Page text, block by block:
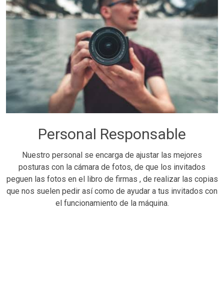
Personal Responsable
Nuestro personal se encarga de ajustar las mejores
posturas con la cámara de fotos, de que los invitados
peguen las fotos en el libro de firmas , de realizar las copias
que nos suelen pedir así como de ayudar a tus invitados con
el funcionamiento de la máquina.